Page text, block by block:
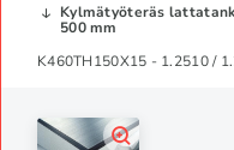
Kylmätyöteräs
500 mm
K460TH150X15 - 1.2510 /